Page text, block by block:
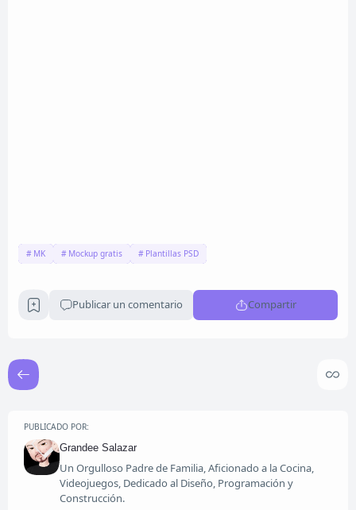
MK Mockup gratis Plantillas PSD
Publicar un comentario Compartir
PUBLICADO POR:
Grandee Salazar
Un Orgulloso Padre de Familia, Aficionado a la Cocina,
Videojuegos, Dedicado al Diseño, Programación y
Construcción.